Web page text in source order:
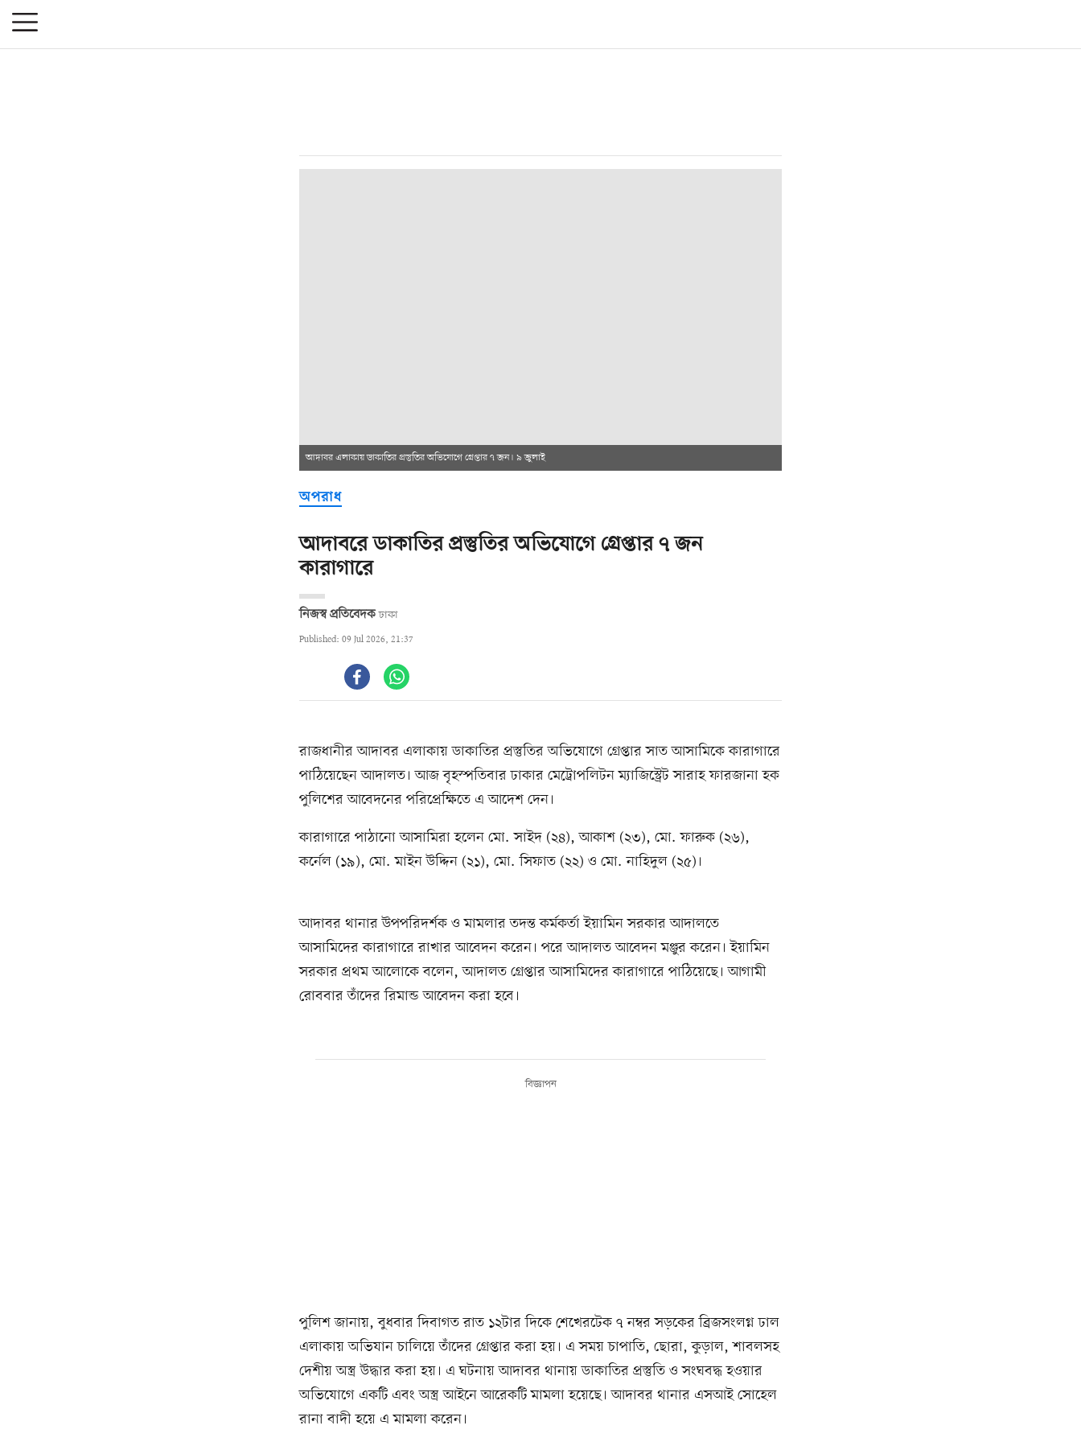
আদাবর এলাকায় ডাকাতির প্রস্তুতির অভিযোগে গ্রেপ্তার ৭ জন। ৯ জুলাই
অপরাধ
আদাবরে ডাকাতির প্রস্তুতির অভিযোগে গ্রেপ্তার ৭ জন
কারাগারে
নিজস্ব প্রতিবেদক ঢাকা
Published: 09 Jul 2026, 21:37
রাজধানীর আদাবর এলাকায় ডাকাতির প্রস্তুতির অভিযোগে গ্রেপ্তার সাত আসামিকে কারাগারে
পাঠিয়েছেন আদালত। আজ বৃহস্পতিবার ঢাকার মেট্রোপলিটন ম্যাজিস্ট্রেট সারাহ ফারজানা হক
পুলিশের আবেদনের পরিপ্রেক্ষিতে এ আদেশ দেন।
কারাগারে পাঠানো আসামিরা হলেন মো. সাইদ (২৪), আকাশ (২৩), মো. ফারুক (২৬),
কর্নেল (১৯), মো. মাইন উদ্দিন (২১), মো. সিফাত (২২) ও মো. নাহিদুল (২৫)।
আদাবর থানার উপপরিদর্শক ও মামলার তদন্ত কর্মকর্তা ইয়ামিন সরকার আদালতে
আসামিদের কারাগারে রাখার আবেদন করেন। পরে আদালত আবেদন মঞ্জুর করেন। ইয়ামিন
সরকার প্রথম আলোকে বলেন, আদালত গ্রেপ্তার আসামিদের কারাগারে পাঠিয়েছে। আগামী
রোববার তাঁদের রিমান্ড আবেদন করা হবে।
বিজ্ঞাপন
পুলিশ জানায়, বুধবার দিবাগত রাত ১২টার দিকে শেখেরটেক ৭ নম্বর সড়কের ব্রিজসংলগ্ন ঢাল
এলাকায় অভিযান চালিয়ে তাঁদের গ্রেপ্তার করা হয়। এ সময় চাপাতি, ছোরা, কুড়াল, শাবলসহ
দেশীয় অস্ত্র উদ্ধার করা হয়। এ ঘটনায় আদাবর থানায় ডাকাতির প্রস্তুতি ও সংঘবদ্ধ হওয়ার
অভিযোগে একটি এবং অস্ত্র আইনে আরেকটি মামলা হয়েছে। আদাবর থানার এসআই সোহেল
রানা বাদী হয়ে এ মামলা করেন।